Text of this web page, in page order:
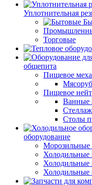
Уплотнительная
Торговые
общепита
Пищевое
Пищевое
Ванные
Столы
оборудование
Морозильные
Холодильные